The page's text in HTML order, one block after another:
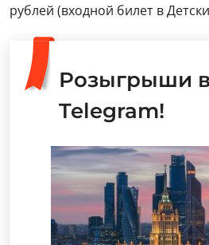
рублей (входной билет в
Розыгрыши в
Telegram!